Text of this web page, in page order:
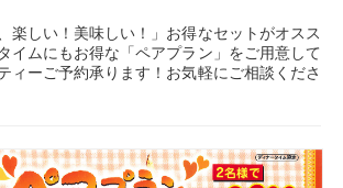
楽しい！美味しい！」お得なセットがオスス
イムにもお得な「ペアプラン」をご用意して
ィーご予約承ります！お気軽にご相談くださ